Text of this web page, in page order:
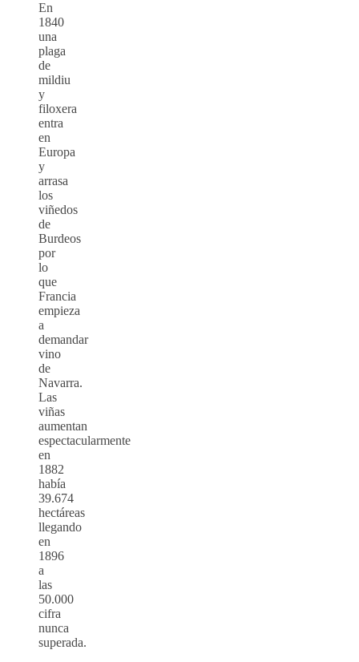
En
1840
una
plaga
de
mildiu
y
filoxera
entra
en
Europa
y
arrasa
los
viñedos
de
Burdeos
por
lo
que
Francia
empieza
a
demandar
vino
de
Navarra.
Las
viñas
aumentan
espectacularmente
en
1882
había
39.674
hectáreas
llegando
en
1896
a
las
50.000
cifra
nunca
superada.